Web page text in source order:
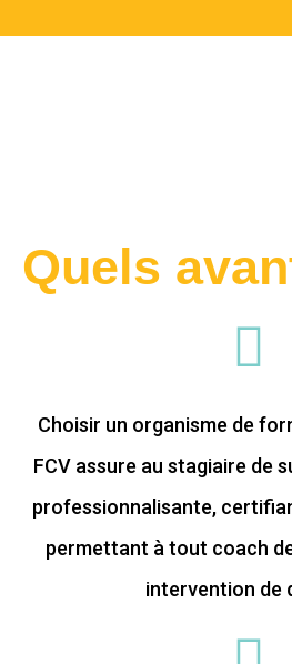
Quels
Choisir un organisme de
FCV assure au stagiaire de
professionnalisante,
permettant à tout coach
intervention de